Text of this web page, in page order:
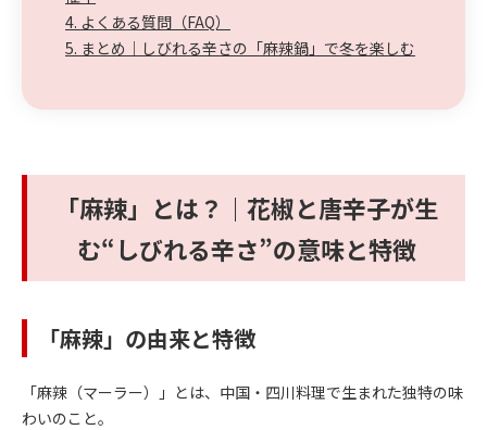
4. よくある質問（FAQ）
5. まとめ｜しびれる辛さの「麻辣鍋」で冬を楽しむ
「麻辣」とは？｜花椒と唐辛子が生
む“しびれる辛さ”の意味と特徴
「麻辣」の由来と特徴
「麻辣（マーラー）」とは、中国・四川料理で生まれた独特の味
わいのこと。